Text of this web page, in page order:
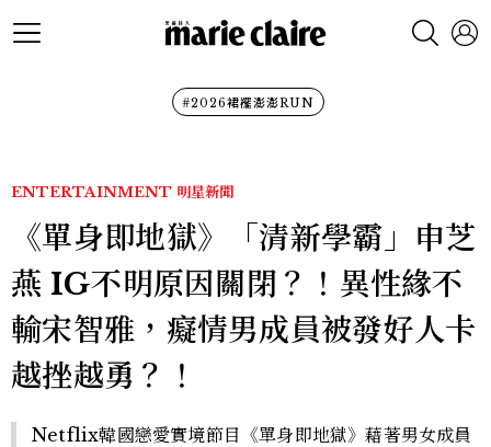
#2026裙襬澎澎RUN
ENTERTAINMENT 明星新聞
《單身即地獄》「清新學霸」申芝
燕 IG不明原因關閉？！異性緣不
輸宋智雅，癡情男成員被發好人卡
越挫越勇？！
Netflix韓國戀愛實境節目《單身即地獄》藉著男女成員